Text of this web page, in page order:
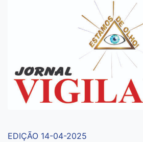
EDIÇÃO 14-04-2025